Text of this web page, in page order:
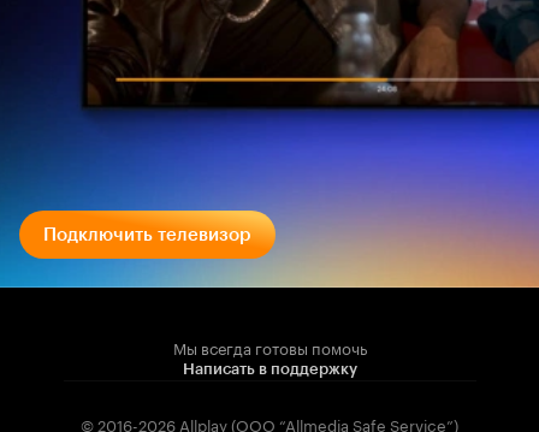
Подключить телевизор
Мы всегда готовы помочь
Написать в поддержку
© 2016-2026 Allplay (OOO “Allmedia Safe Service”)